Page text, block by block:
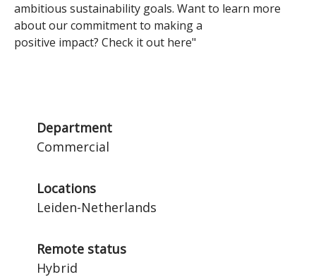
ambitious sustainability goals. Want to learn more
about our commitment to making a
positive impact? Check it out here"
Department
Commercial
Locations
Leiden-Netherlands
Remote status
Hybrid